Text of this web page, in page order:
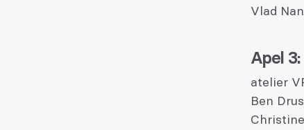
Vlad
Apel 3:
atelier
Ben